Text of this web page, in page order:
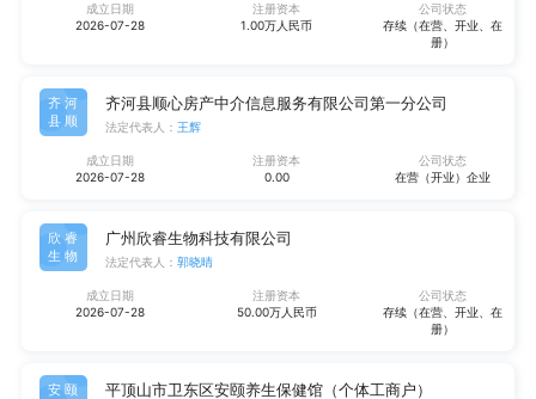
成立日期
2026-07-28
注册资本
1.00万人民币
公司状态
存续（在营、开业、在
册）
齐河
县顺
齐河县顺心房产中介信息服务有限公司第一分公司
法定代表人： 王辉
成立日期
2026-07-28
注册资本
0.00
公司状态
在营（开业）企业
欣睿
生物
广州欣睿生物科技有限公司
法定代表人： 郭晓晴
成立日期
2026-07-28
注册资本
50.00万人民币
公司状态
存续（在营、开业、在
册）
安颐 平顶山市卫东区安颐养生保健馆（个体工商户）